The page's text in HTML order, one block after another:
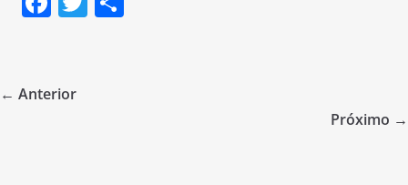
e
← Anterior
Próximo →